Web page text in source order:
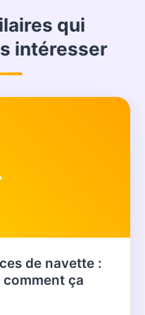
qui
intéresser
de navette :
comment ça